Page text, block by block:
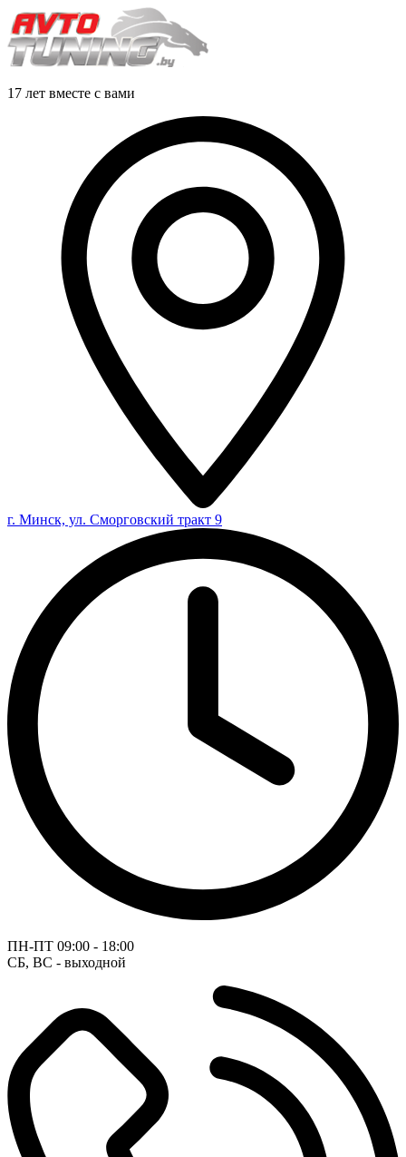
17 лет вместе с вами
г. Минск, ул. Сморговский тракт 9
ПН-ПТ 09:00 - 18:00
СБ, ВС - выходной